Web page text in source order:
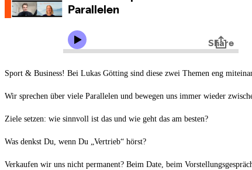
Sport & Business! Bei Lukas Götting sind diese zwei Themen eng
Wir sprechen über viele Parallelen und bewegen uns immer wieder
Ziele setzen: wie sinnvoll ist das und wie geht das am besten?
Was denkst Du, wenn Du „Vertrieb“ hörst?
Verkaufen wir uns nicht permanent? Beim Date, beim